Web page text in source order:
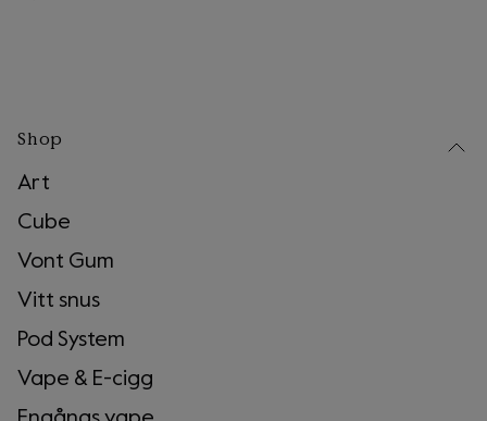
Shop
Art
Cube
Vont Gum
Vitt snus
Pod System
Vape & E-cigg